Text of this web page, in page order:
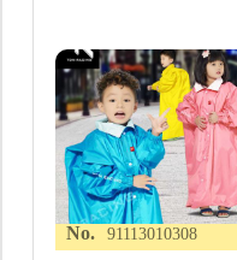
No. 91113010308